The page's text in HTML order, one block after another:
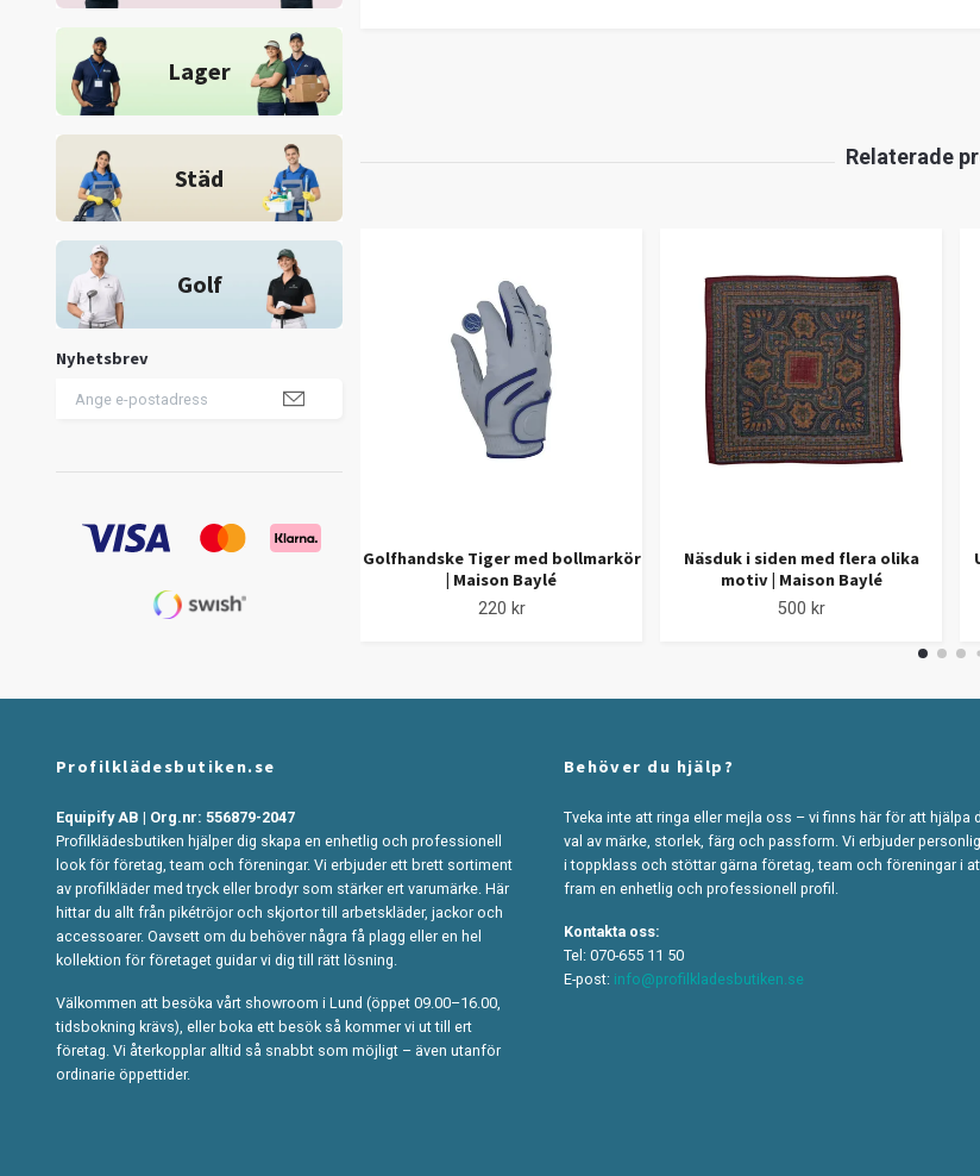
Lager
Städ
Golf
Nyhetsbrev
Golfhandske Tiger med bollmarkör
| Maison Baylé
220 kr
Näsduk i siden med flera olika
motiv | Maison Baylé
500 kr
Profilklädesbutiken.se
Equipify AB | Org.nr: 556879-2047
Profilklädesbutiken hjälper dig skapa en enhetlig och professionell
look för företag, team och föreningar. Vi erbjuder ett brett sortiment
av profilkläder med tryck eller brodyr som stärker ert varumärke. Här
hittar du allt från pikétröjor och skjortor till arbetskläder, jackor och
accessoarer. Oavsett om du behöver några få plagg eller en hel
kollektion för företaget guidar vi dig till rätt lösning.
Välkommen att besöka vårt showroom i Lund (öppet 09.00–16.00,
tidsbokning krävs), eller boka ett besök så kommer vi ut till ert
företag. Vi återkopplar alltid så snabbt som möjligt – även utanför
ordinarie öppettider.
Behöver du hjälp?
Tveka inte att ringa eller mejla oss – vi finns här för att hjälpa
val av märke, storlek, färg och passform. Vi erbjuder
i toppklass och stöttar gärna företag, team och föreningar i
fram en enhetlig och professionell profil.
Kontakta oss:
Tel: 070-655 11 50
E-post: info@profilkladesbutiken.se